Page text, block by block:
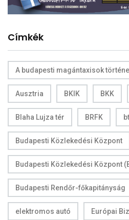
Címkék
A budapesti magántaxisok
Ausztria BKIK BKK
Blaha Lujza tér BRFK
Budapesti Közlekedési Központ
Budapesti Közlekedési Központ
Budapesti Rendőr-főkapitányság
elektromos autó Európai